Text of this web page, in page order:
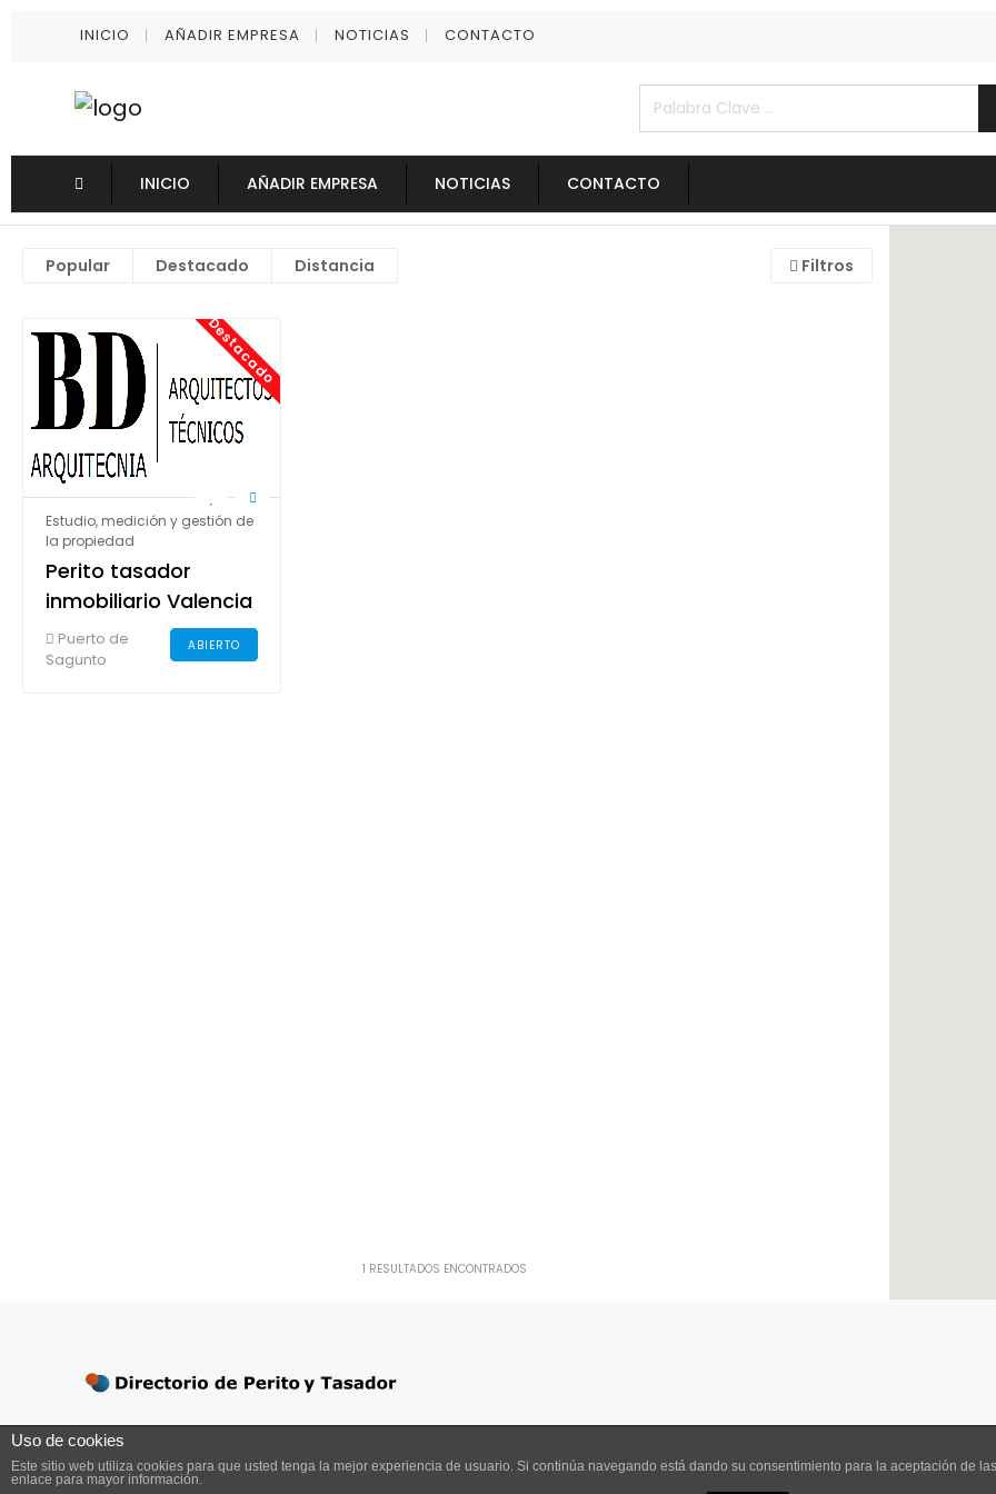
INICIO AÑADIR EMPRESA NOTICIAS CONTACTO
INICIO AÑADIR EMPRESA NOTICIAS CONTACTO
Popular Destacado Distancia Filtros
Destacado
Estudio, medición y gestión de
la propiedad
Perito tasador
inmobiliario Valencia
y Castellón - Jorge
Belloch Giner
Puerto de
Sagunto
ABIERTO
1 RESULTADOS ENCONTRADOS
© 2026 Perito y Tasador. Todos los derechos reservados.
Uso de cookies
Este sitio web utiliza cookies para que usted tenga la mejor experiencia de usuario. Si continúa navegando está dando su consentimiento para la aceptación de
enlace para mayor información.